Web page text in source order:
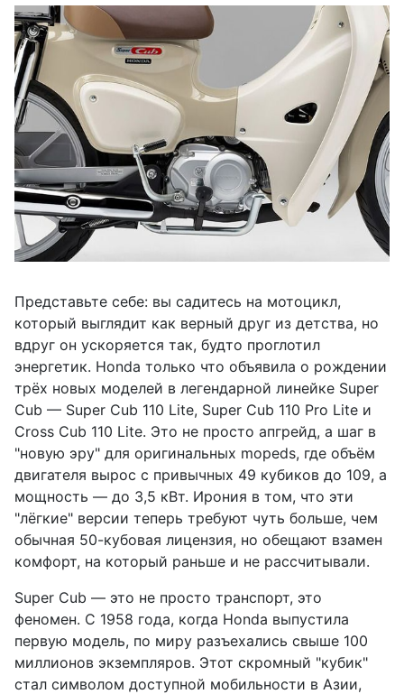
Представьте себе: вы садитесь на мотоцикл,
который выглядит как верный друг из детства, но
вдруг он ускоряется так, будто проглотил
энергетик. Honda только что объявила о рождении
трёх новых моделей в легендарной линейке Super
Cub — Super Cub 110 Lite, Super Cub 110 Pro Lite и
Cross Cub 110 Lite. Это не просто апгрейд, а шаг в
"новую эру" для оригинальных mopeds, где объём
двигателя вырос с привычных 49 кубиков до 109, а
мощность — до 3,5 кВт. Ирония в том, что эти
"лёгкие" версии теперь требуют чуть больше, чем
обычная 50-кубовая лицензия, но обещают взамен
комфорт, на который раньше и не рассчитывали.
Super Cub — это не просто транспорт, это
феномен. С 1958 года, когда Honda выпустила
первую модель, по миру разъехались свыше 100
миллионов экземпляров. Этот скромный "кубик"
стал символом доступной мобильности в Азии,